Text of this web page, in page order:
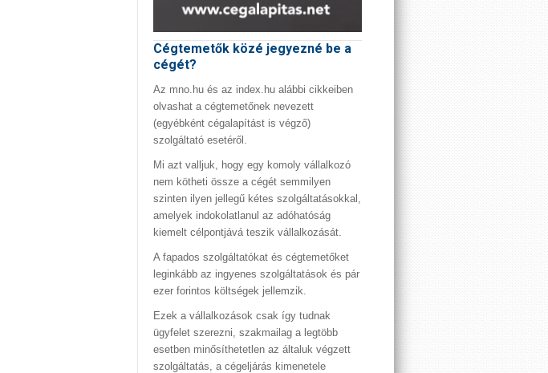
Cégtemetők közé jegyezné be a
cégét?
Az mno.hu és az index.hu alábbi cikkeiben
olvashat a cégtemetőnek nevezett
(egyébként cégalapítást is végző)
szolgáltató esetéről.
Mi azt valljuk, hogy egy komoly vállalkozó
nem kötheti össze a cégét semmilyen
szinten ilyen jellegű kétes szolgáltatásokkal,
amelyek indokolatlanul az adóhatóság
kiemelt célpontjává teszik vállalkozását.
A fapados szolgáltatókat és cégtemetőket
leginkább az ingyenes szolgáltatások és pár
ezer forintos költségek jellemzik.
Ezek a vállalkozások csak így tudnak
ügyfelet szerezni, szakmailag a legtöbb
esetben minősíthetetlen az általuk végzett
szolgáltatás, a cégeljárás kimenetele